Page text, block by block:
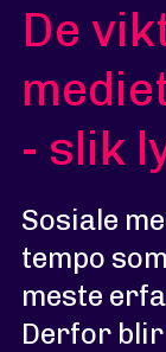
De
- slik
Sosiale
tempo
meste
Derfor